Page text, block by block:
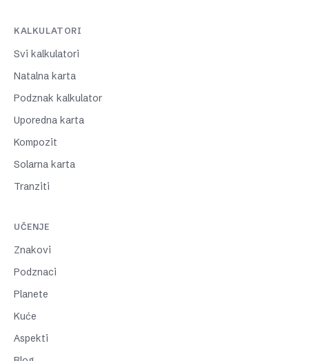
KALKULATORI
Svi kalkulatori
Natalna karta
Podznak kalkulator
Uporedna karta
Kompozit
Solarna karta
Tranziti
UČENJE
Znakovi
Podznaci
Planete
Kuće
Aspekti